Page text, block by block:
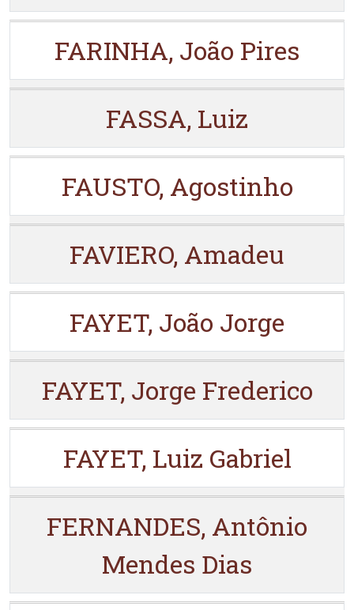
FARINHA, João Pires
FASSA, Luiz
FAUSTO, Agostinho
FAVIERO, Amadeu
FAYET, João Jorge
FAYET, Jorge Frederico
FAYET, Luiz Gabriel
FERNANDES, Antônio
Mendes Dias